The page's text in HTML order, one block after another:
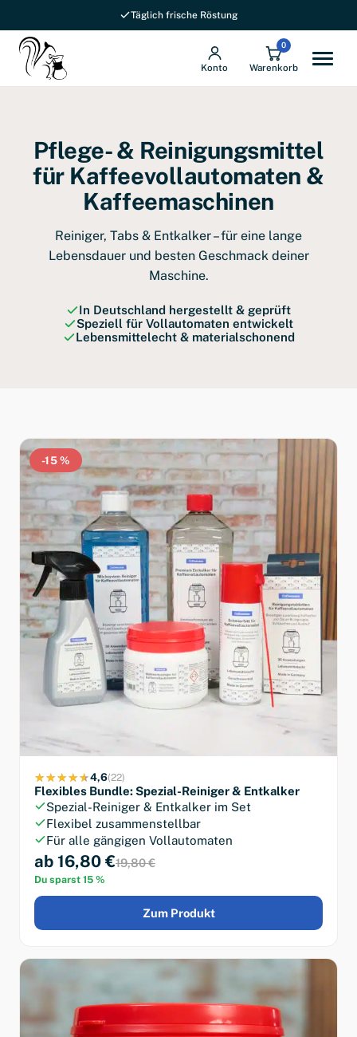
Täglich frische Röstung
Konto
0
Warenkorb
Pflege- & Reinigungsmittel
für Kaffeevollautomaten &
Kaffeemaschinen
Reiniger, Tabs & Entkalker – für eine lange
Lebensdauer und besten Geschmack deiner
Maschine.
In Deutschland hergestellt & geprüft
Speziell für Vollautomaten entwickelt
Lebensmittelecht & materialschonend
-15 %
4,6(22)
Flexibles Bundle: Spezial-Reiniger & Entkalker
Spezial-Reiniger & Entkalker im Set
Flexibel zusammenstellbar
Für alle gängigen Vollautomaten
ab 16,80 €19,80 €
Du sparst 15 %
Zum Produkt